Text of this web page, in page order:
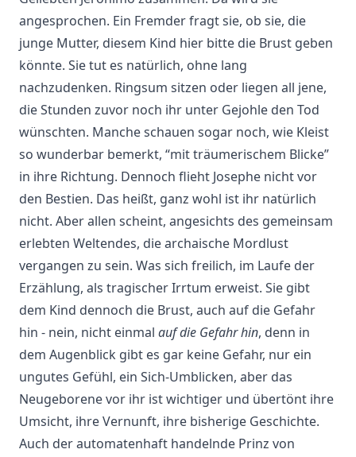
angesprochen. Ein Fremder fragt sie, ob sie, die
junge Mutter, diesem Kind hier bitte die Brust geben
könnte. Sie tut es natürlich, ohne lang
nachzudenken. Ringsum sitzen oder liegen all jene,
die Stunden zuvor noch ihr unter Gejohle den Tod
wünschten. Manche schauen sogar noch, wie Kleist
so wunderbar bemerkt, “mit träumerischem Blicke”
in ihre Richtung. Dennoch flieht Josephe nicht vor
den Bestien. Das heißt, ganz wohl ist ihr natürlich
nicht. Aber allen scheint, angesichts des gemeinsam
erlebten Weltendes, die archaische Mordlust
vergangen zu sein. Was sich freilich, im Laufe der
Erzählung, als tragischer Irrtum erweist. Sie gibt
dem Kind dennoch die Brust, auch auf die Gefahr
hin - nein, nicht einmal auf die Gefahr hin, denn in
dem Augenblick gibt es gar keine Gefahr, nur ein
ungutes Gefühl, ein Sich-Umblicken, aber das
Neugeborene vor ihr ist wichtiger und übertönt ihre
Umsicht, ihre Vernunft, ihre bisherige Geschichte.
Auch der automatenhaft handelnde Prinz von